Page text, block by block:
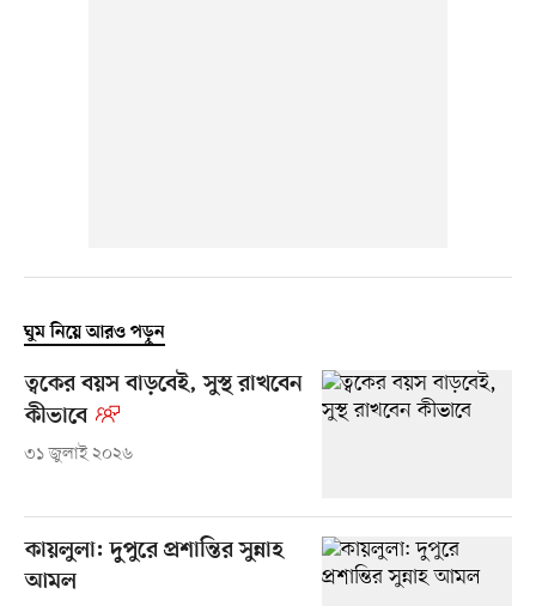
ঘুম নিয়ে আরও পড়ুন
ত্বকের বয়স বাড়বেই, সুস্থ রাখবেন
কীভাবে
৩১ জুলাই ২০২৬
কায়লুলা: দুপুরে প্রশান্তির সুন্নাহ
আমল